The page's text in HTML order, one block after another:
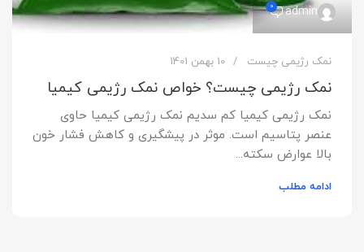
admin
0
نمک رژیمی چیست 10 بهمن 1401
نمک رژیمی چیست؟ خواص نمک رژیمی کیمیا
نمک رژیمی کیمیا کم سدیم نمک رژیمی کیمیا حاوی
عنصر پتاسیم است. موثر در پیشگیری و کاهش فشار خون
بالا عوارض سکته...
ادامه مطلب